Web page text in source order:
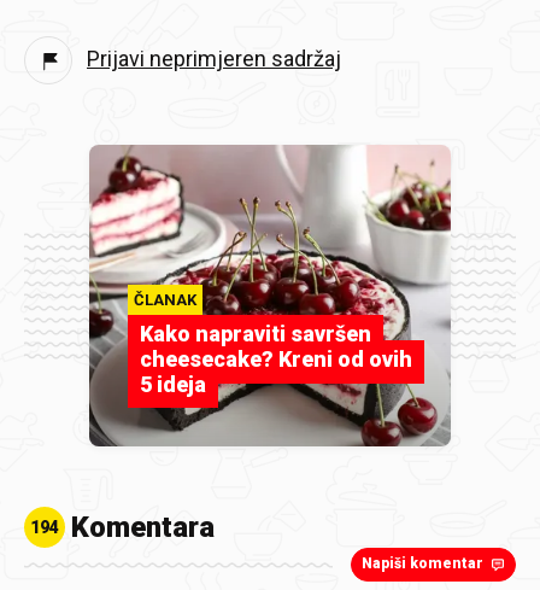
Prijavi neprimjeren sadržaj
ČLANAK
Kako napraviti savršen
cheesecake? Kreni od ovih
5 ideja
194 Komentara
Napiši komentar